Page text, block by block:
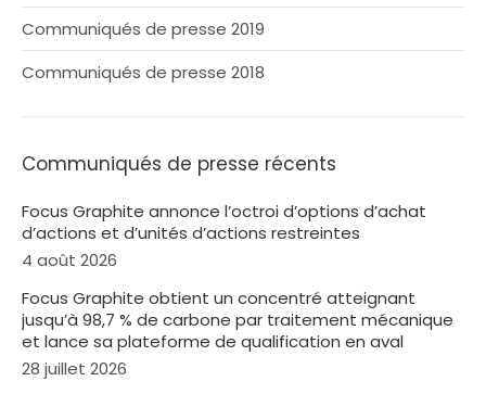
Communiqués de presse 2019
Communiqués de presse 2018
Communiqués de presse récents
Focus Graphite annonce l’octroi d’options d’achat
d’actions et d’unités d’actions restreintes
4 août 2026
Focus Graphite obtient un concentré atteignant
jusqu’à 98,7 % de carbone par traitement mécanique
et lance sa plateforme de qualification en aval
28 juillet 2026